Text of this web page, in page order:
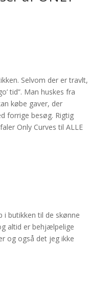
Selvom der er travlt,
tid”. Man huskes fra
købe gaver, der
forrige besøg. Rigtig
Only Curves til ALLE
i butikken til de skønne
altid er behjælpelige
og også det jeg ikke